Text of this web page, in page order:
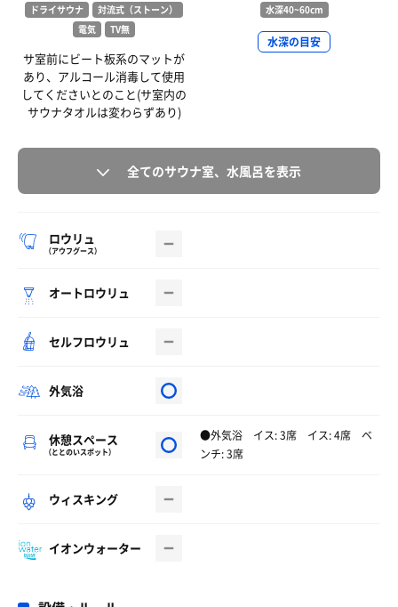
ドライサウナ
対流式（ストーン）
電気
TV無
サ室前にビート板系のマットが
あり、アルコール消毒して使用
してくださいとのこと(サ室内の
サウナタオルは変わらずあり)
水深40~60cm
水深の目安
全てのサウナ室、水風呂を表示
ロウリュ
（アウフグース）
オートロウリュ
セルフロウリュ
外気浴
休憩スペース
（ととのいスポット）
●外気浴 イス: 3席 イス: 4席 ベ
ンチ: 3席
ウィスキング
イオンウォーター